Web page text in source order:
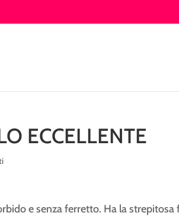
ECCELLENTE
e senza ferretto. Ha la strepitosa